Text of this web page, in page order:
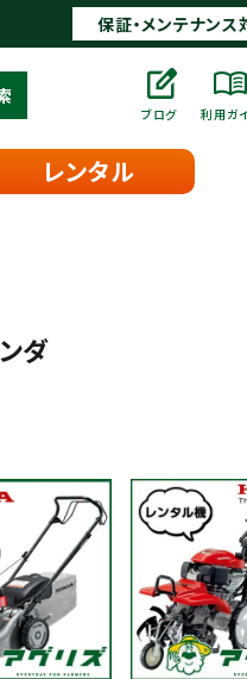
保証・メンテナン
ブログ 利用ガ
レンタル
ダ